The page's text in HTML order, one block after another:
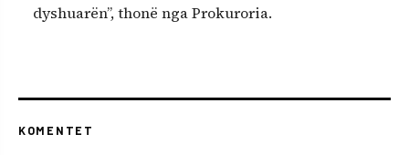
dyshuarën”, thonë nga Prokuroria.
KOMENTET